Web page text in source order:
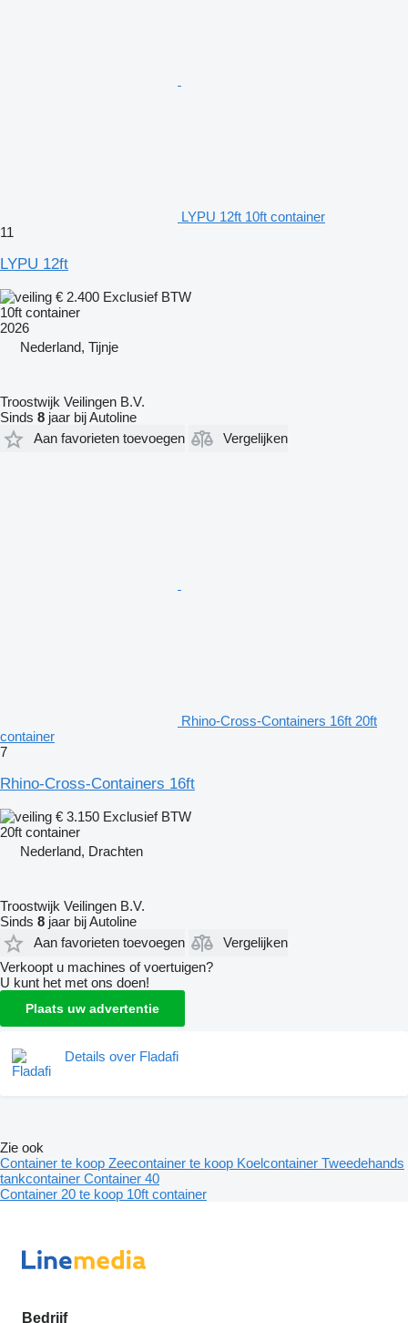
LYPU 12ft 10ft container
11
LYPU 12ft
€ 2.400 Exclusief BTW
10ft container
2026
Nederland, Tijnje
Troostwijk Veilingen B.V.
Sinds 8 jaar bij Autoline
Aan favorieten toevoegen
Vergelijken
Rhino-Cross-Containers 16ft 20ft
container
7
Rhino-Cross-Containers 16ft
€ 3.150 Exclusief BTW
20ft container
Nederland, Drachten
Troostwijk Veilingen B.V.
Sinds 8 jaar bij Autoline
Aan favorieten toevoegen
Vergelijken
Verkoopt u machines of voertuigen?
U kunt het met ons doen!
Plaats uw advertentie
Details over Fladafi
Zie ook
Container te koop Zeecontainer te koop Koelcontainer Tweedehands
tankcontainer Container 40
Container 20 te koop 10ft container
Bedrijf